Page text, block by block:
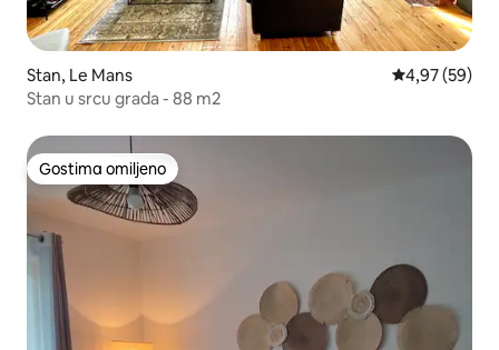
Stan, Le Mans Prosečna
4,97 (59)
Stan u srcu grada - 88 m2
Gostima omiljeno
Gostima omiljeno